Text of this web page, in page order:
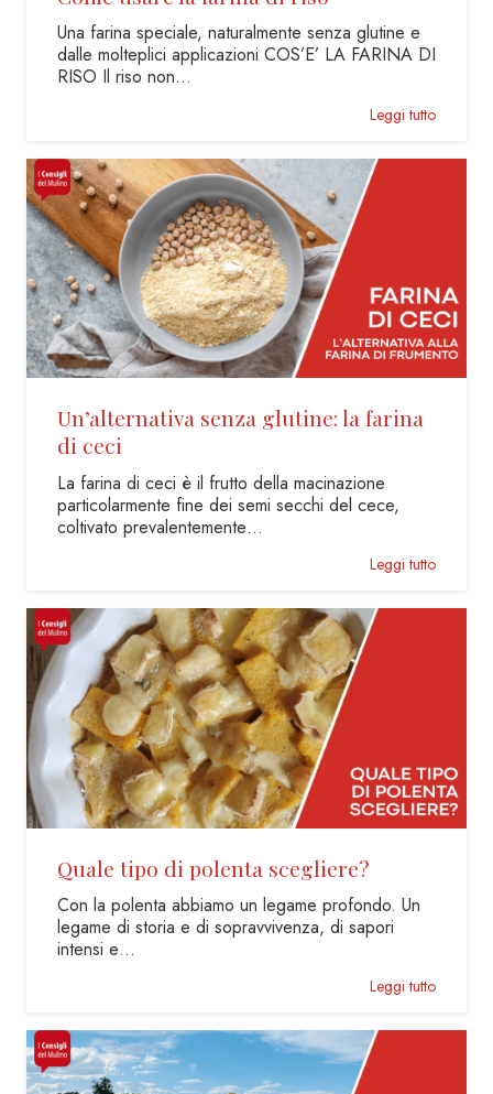
Una farina speciale, naturalmente senza glutine e
dalle molteplici applicazioni COS’E’ LA FARINA DI
RISO Il riso non…
Leggi tutto
Un’alternativa senza glutine: la farina
di ceci
La farina di ceci è il frutto della macinazione
particolarmente fine dei semi secchi del cece,
coltivato prevalentemente…
Leggi tutto
Quale tipo di polenta scegliere?
Con la polenta abbiamo un legame profondo. Un
legame di storia e di sopravvivenza, di sapori
intensi e…
Leggi tutto